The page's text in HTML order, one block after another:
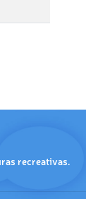
recreativas.